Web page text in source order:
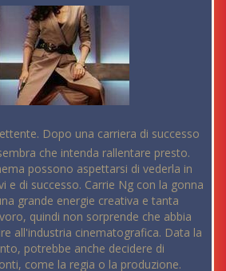
Dopo una carriera di successo
che intenda rallentare presto.
possono aspettarsi di vederla in
e di successo. Carrie Ng con la gonna
grande energie creativa e tanta
quindi non sorprende che abbia
all'industria cinematografica. Data la
potrebbe anche decidere di
come la regia o la produzione.